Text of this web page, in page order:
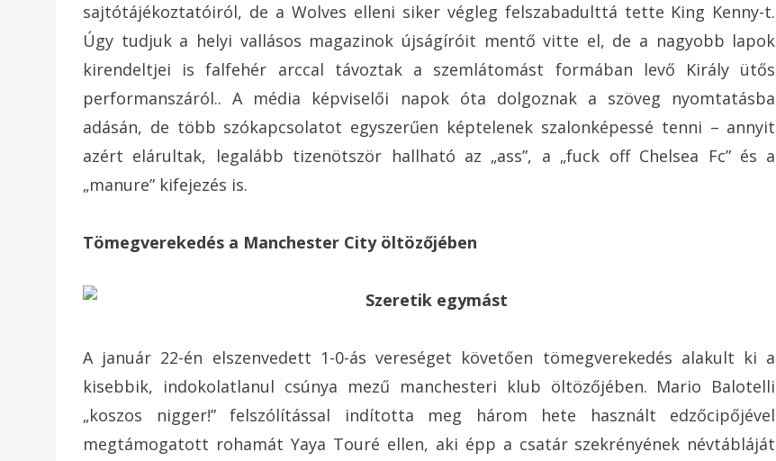
sajtótájékoztatóiról, de a Wolves elleni siker végleg felszabadulttá tette King Kenny-t.
Úgy tudjuk a helyi vallásos magazinok újságíróit mentő vitte el, de a nagyobb lapok
kirendeltjei is falfehér arccal távoztak a szemlátomást formában levő Király ütős
performanszáról.. A média képviselői napok óta dolgoznak a szöveg nyomtatásba
adásán, de több szókapcsolatot egyszerűen képtelenek szalonképessé tenni – annyit
azért elárultak, legalább tizenötször hallható az „ass”, a „fuck off Chelsea Fc” és a
„manure” kifejezés is.
Tömegverekedés a Manchester City öltözőjében
A január 22-én elszenvedett 1-0-ás vereséget követően tömegverekedés alakult ki a
kisebbik, indokolatlanul csúnya mezű manchesteri klub öltözőjében. Mario Balotelli
„koszos nigger!” felszólítással indította meg három hete használt edzőcipőjével
megtámogatott rohamát Yaya Touré ellen, aki épp a csatár szekrényének névtábláját